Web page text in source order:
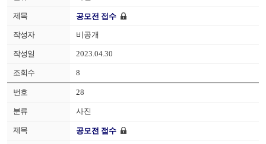
공모전 접수
비공개
2023.04.30
8
28
사진
공모전 접수